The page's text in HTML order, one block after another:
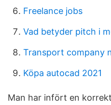
Freelance jobs
Vad betyder pitch i
Transport company
Köpa autocad 2021
Man har infört en